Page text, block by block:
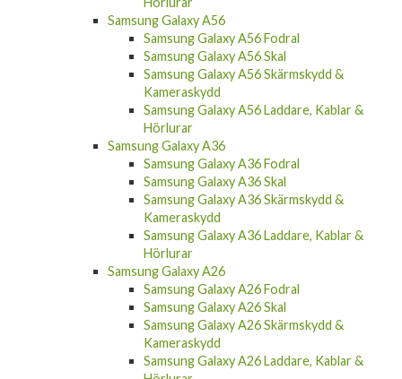
Samsung Galaxy A56
Samsung Galaxy A56 Fodral
Samsung Galaxy A56 Skal
Samsung Galaxy A56 Skärmskydd &
Kameraskydd
Samsung Galaxy A56 Laddare, Kablar &
Hörlurar
Samsung Galaxy A36
Samsung Galaxy A36 Fodral
Samsung Galaxy A36 Skal
Samsung Galaxy A36 Skärmskydd &
Kameraskydd
Samsung Galaxy A36 Laddare, Kablar &
Hörlurar
Samsung Galaxy A26
Samsung Galaxy A26 Fodral
Samsung Galaxy A26 Skal
Samsung Galaxy A26 Skärmskydd &
Kameraskydd
Samsung Galaxy A26 Laddare, Kablar &